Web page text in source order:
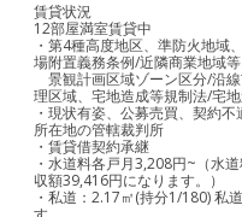
賃貸状況
12部屋満室賃貸中
・第4種高度地区、準防火地域
場附置義務条例/近隣商業地域等
景観計画区域ゾーン区分/沿
理区域、宅地造成等規制法/宅
・現状有姿、公募売買、契約
所在地の管轄裁判所
・賃貸借契約承継
・水道料各戸月3,208円~（水
収額39,416円になります。）
・私道：2.17㎡(持分1/180) 私